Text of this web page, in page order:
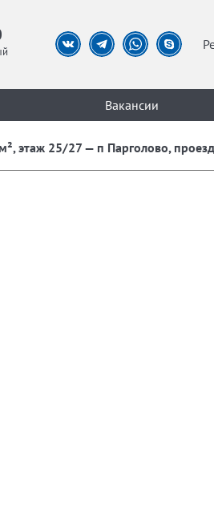
Вакансии
этаж 25/27 — п Парголово,